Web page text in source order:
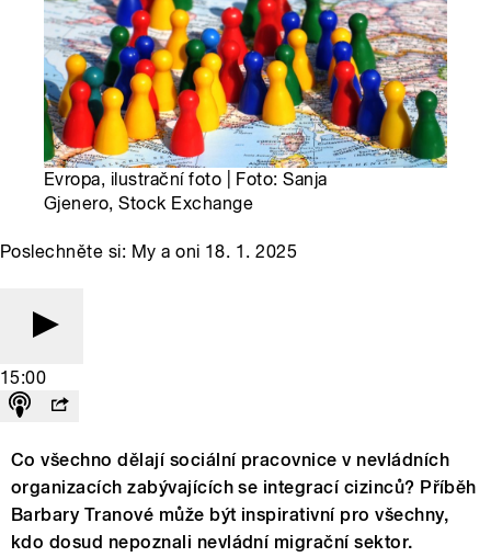
Evropa, ilustrační foto | Foto: Sanja
Gjenero, Stock Exchange
Poslechněte si: My a oni 18. 1. 2025
15:00
Co všechno dělají sociální pracovnice v nevládních
organizacích zabývajících se integrací cizinců? Příběh
Barbary Tranové může být inspirativní pro všechny,
kdo dosud nepoznali nevládní migrační sektor.